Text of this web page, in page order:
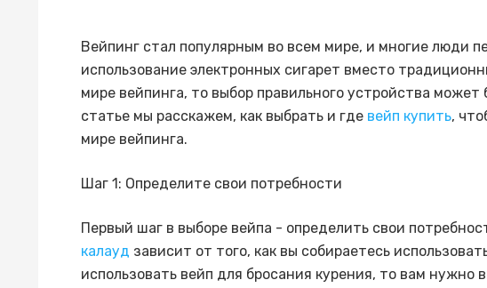
Вейпинг стал популярным во всем мире, и многие люди
использование электронных сигарет вместо
мире вейпинга, то выбор правильного устройства
статье мы расскажем, как выбрать и где вейп купить,
мире вейпинга.
Шаг 1: Определите свои потребности
Первый шаг в выборе вейпа - определить свои
калауд зависит от того, как вы собираетесь
использовать вейп для бросания курения, то вам нужно